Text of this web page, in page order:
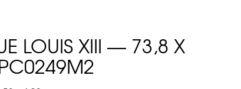
LOUIS XIII — 73,8 X